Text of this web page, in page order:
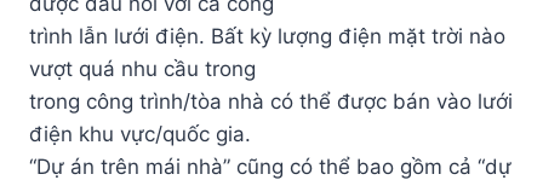
trình lẫn lưới điện. Bất kỳ lượng điện mặt trời nào
vượt quá nhu cầu trong
trong công trình/tòa nhà có thể được bán vào lưới
điện khu vực/quốc gia.
“Dự án trên mái nhà” cũng có thể bao gồm cả “dự